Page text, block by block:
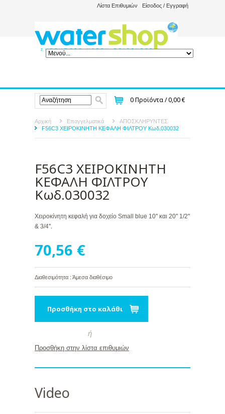
Λίστα Επιθυμιών Είσοδος / Εγγραφή
0Προϊόντα /0,00 €
Αρχική Επαγγελματικά
ΑΠΟΣΚΛΗΡΥΝΤΕΣ
F56C3 ΧΕΙΡΟΚΙΝΗΤΗ ΚΕΦΑΛΗ ΦΙΛΤΡΟΥ Κωδ.030032
F56C3 ΧΕΙΡΟΚΙΝΗΤΗ
ΚΕΦΑΛΗ ΦΙΛΤΡΟΥ
Κωδ.030032
Χειροκίνητη κεφαλή για δοχείο Small blue 10'' και 20'' 1/2''
& 3/4''.
70,56 €
Διαθεσιμότητα : Άμεσα διαθέσιμο
Προσθήκη στο καλάθι
ή
Προσθήκη στην λίστα επιθυμιών
Video